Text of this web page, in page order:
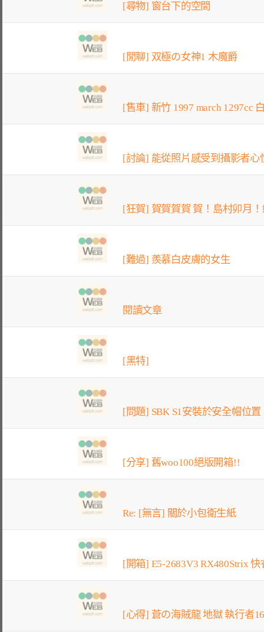
[尋物] 窗台下的空間
[閒聊] 双極の女神1 木魔爵
[售車] 新竹 1997 march 1297cc
[討論] 能從照片感受到攝影者心
[狂賀] 賀賀賀賀 賀！島村卯月！
[難過] 羨慕白皮膚的女生
閱讀文章
[黑特]
[問題] SBK S1安裝於安全帽位置
[分享] 舊woo100絕版開箱!!
Re: [無言] 關於小包衛生紙
[開箱] E5-2683V3 RX480Strix
[心得] 蒼の海賊龍 地獄 執行者